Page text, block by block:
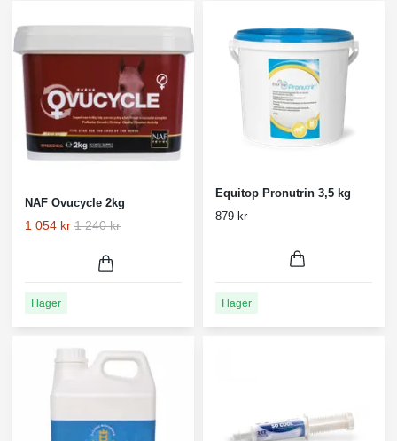
NAF Ovucycle 2kg
1 054 kr 1 240 kr
I lager
Equitop Pronutrin 3,5 kg
879 kr
I lager